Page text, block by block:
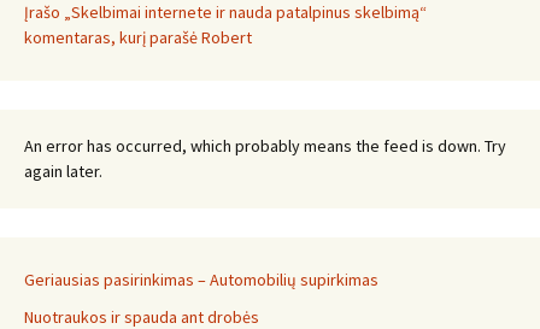
Įrašo „Skelbimai internete ir nauda patalpinus skelbimą“
komentaras, kurį parašė Robert
An error has occurred, which probably means the feed is down. Try
again later.
Geriausias pasirinkimas – Automobilių supirkimas
Nuotraukos ir spauda ant drobės